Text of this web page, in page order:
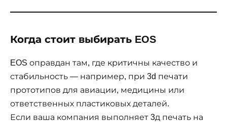
Когда стоит выбирать EOS
EOS оправдан там, где критичны качество и
стабильность — например, при 3d печати
прототипов для авиации, медицины или
ответственных пластиковых деталей.
Если ваша компания выполняет 3д печать на